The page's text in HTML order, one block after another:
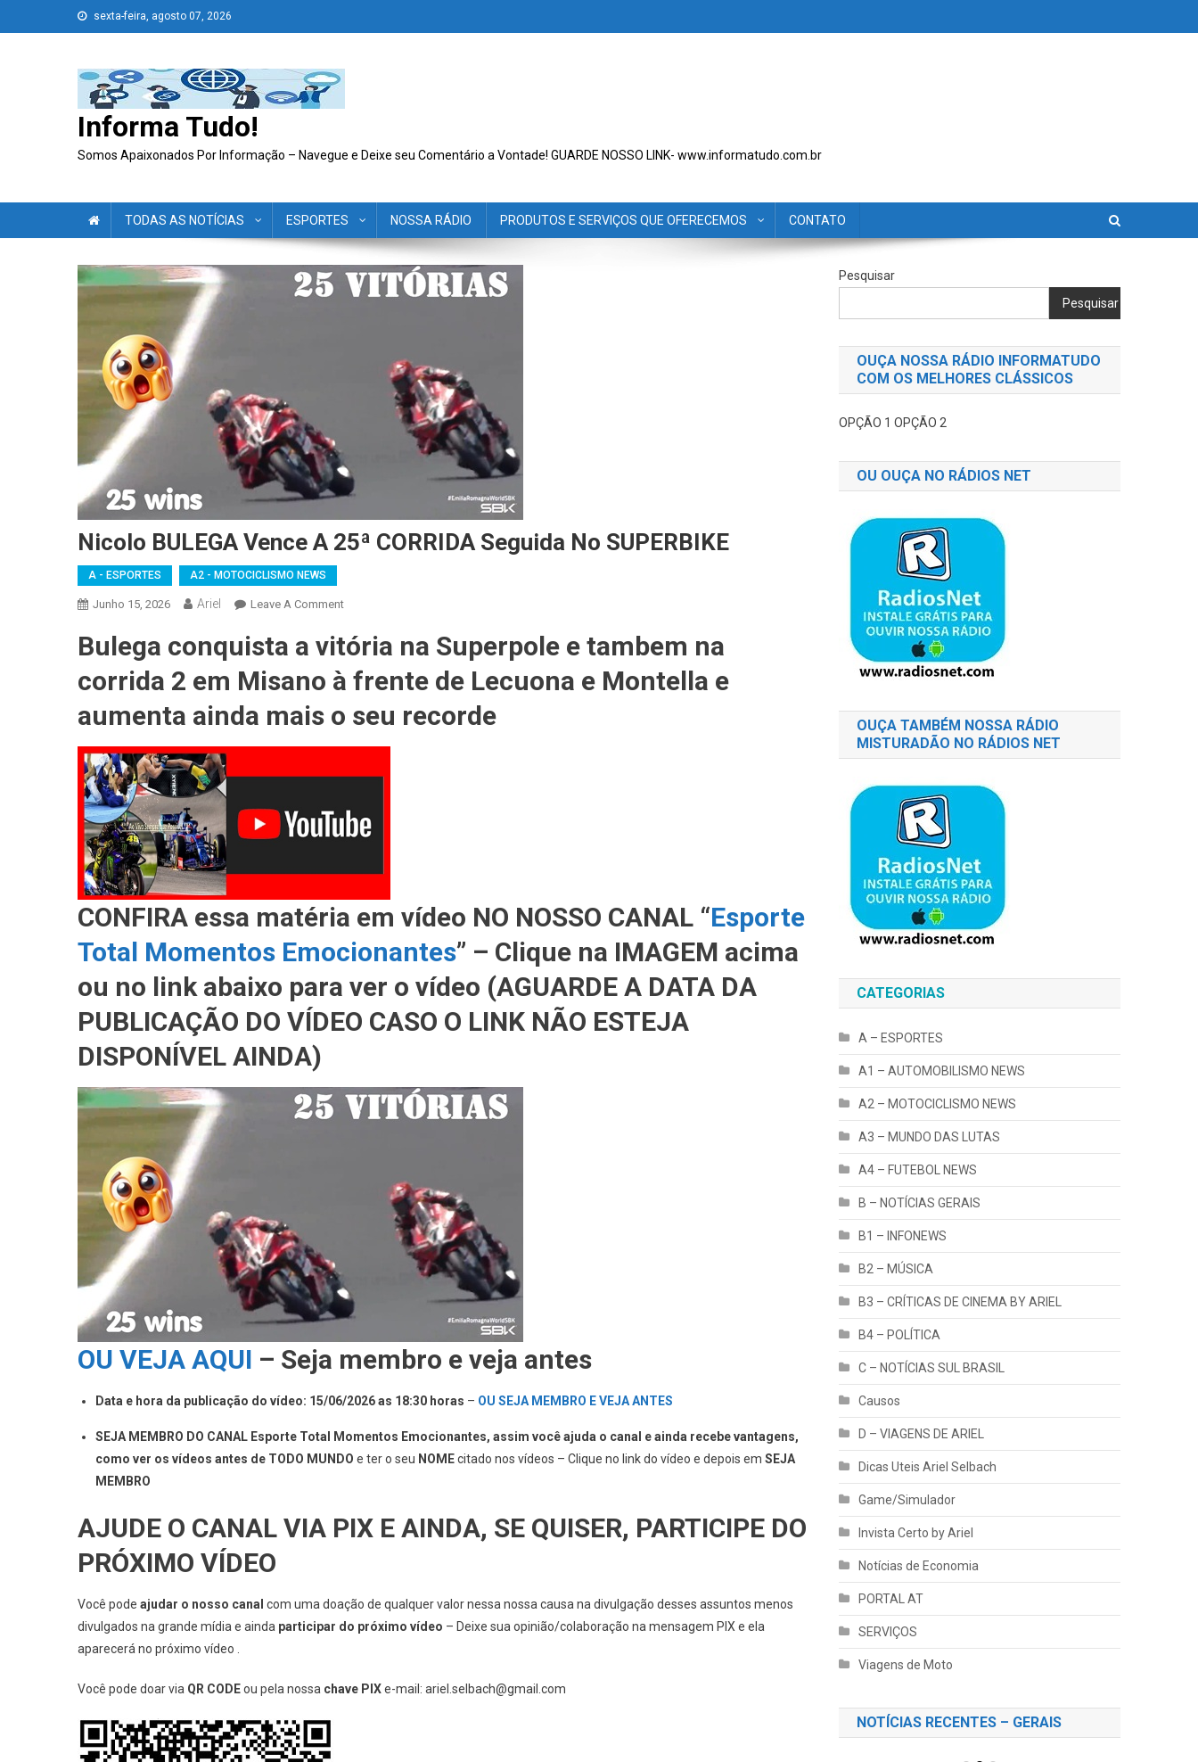
to
sexta-feira, agosto 07, 2026
Informa Tudo!
Somos Apaixonados Por Informação – Navegue e Deixe seu Comentário a Vontade! GUARDE NOSSO LINK- www.informatudo.com.br
TODAS AS NOTÍCIAS ESPORTES NOSSA RÁDIO PRODUTOS E SERVIÇOS QUE OFERECEMOS CONTATO
Nicolo BULEGA Vence A 25ª CORRIDA Seguida No SUPERBIKE
A - ESPORTES A2 - MOTOCICLISMO NEWS
Junho 15, 2026 Ariel Leave A CommentOn
BULEGA
A
CORRIDA
Seguida
Bulega conquista a vitória na Superpole e tambem na
corrida 2 em Misano à frente de Lecuona e Montella e
aumenta ainda mais o seu recorde
CONFIRA essa matéria em vídeo NO NOSSO CANAL “Esporte
Total Momentos Emocionantes” – Clique na IMAGEM acima
ou no link abaixo para ver o vídeo (AGUARDE A DATA DA
PUBLICAÇÃO DO VÍDEO CASO O LINK NÃO ESTEJA
DISPONÍVEL AINDA)
OU VEJA AQUI – Seja membro e veja antes
Data e hora da publicação do vídeo: 15/06/2026 as 18:30 horas – OU SEJA MEMBRO E VEJA ANTES
SEJA MEMBRO DO CANAL Esporte Total Momentos Emocionantes, assim você ajuda o canal e ainda recebe vantagens,
como ver os vídeos antes de TODO MUNDO e ter o seu NOMEcitado nos vídeos – Clique no link do vídeo e depois em SEJA
MEMBRO
AJUDE O CANAL VIA PIX E AINDA, SE QUISER, PARTICIPE DO
PRÓXIMO VÍDEO
Você pode ajudar o nosso canal com uma doação de qualquer valor nessa nossa causa na divulgação desses assuntos menos
divulgados na grande mídia e ainda participar do próximo vídeo – Deixe sua opinião/colaboração na mensagem PIX e ela
aparecerá no próximo vídeo .
Você pode doar via QR CODEou pela nossa chave PIXe-mail: ariel.selbach@gmail.com
Pesquisar
Pesquisar
OUÇA NOSSA RÁDIO INFORMATUDO
COM OS MELHORES CLÁSSICOS
OPÇÃO 1OPÇÃO 2
OU OUÇA NO RÁDIOS NET
OUÇA TAMBÉM NOSSA RÁDIO
MISTURADÃO NO RÁDIOS NET
CATEGORIAS
A – ESPORTES
A1 – AUTOMOBILISMO NEWS
A2 – MOTOCICLISMO NEWS
A3 – MUNDO DAS LUTAS
A4 – FUTEBOL NEWS
B – NOTÍCIAS GERAIS
B1 – INFONEWS
B2 – MÚSICA
B3 – CRÍTICAS DE CINEMA BY ARIEL
B4 – POLÍTICA
C – NOTÍCIAS SUL BRASIL
Causos
D – VIAGENS DE ARIEL
Dicas Uteis Ariel Selbach
Game/Simulador
Invista Certo by Ariel
Notícias de Economia
PORTAL AT
SERVIÇOS
Viagens de Moto
NOTÍCIAS RECENTES – GERAIS